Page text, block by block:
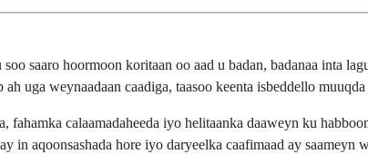
saaro hoormoon koritaan oo aad u badan, badanaa inta
uga weynaadaan caadiga, taasoo keenta isbeddello
calaamadaheeda iyo helitaanka daaweyn ku
in aqoonsashada hore iyo daryeelka caafimaad ay